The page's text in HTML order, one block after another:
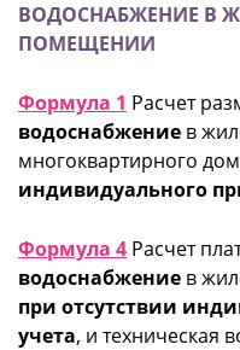
ВОДОСНАБЖЕНИЕ В
ПОМЕЩЕНИИ
Формула 1 Расчет
водоснабжение в
многоквартирного
индивидуального
Формула 4 Расчет
водоснабжение в
при отсутствии
учета, и техническая